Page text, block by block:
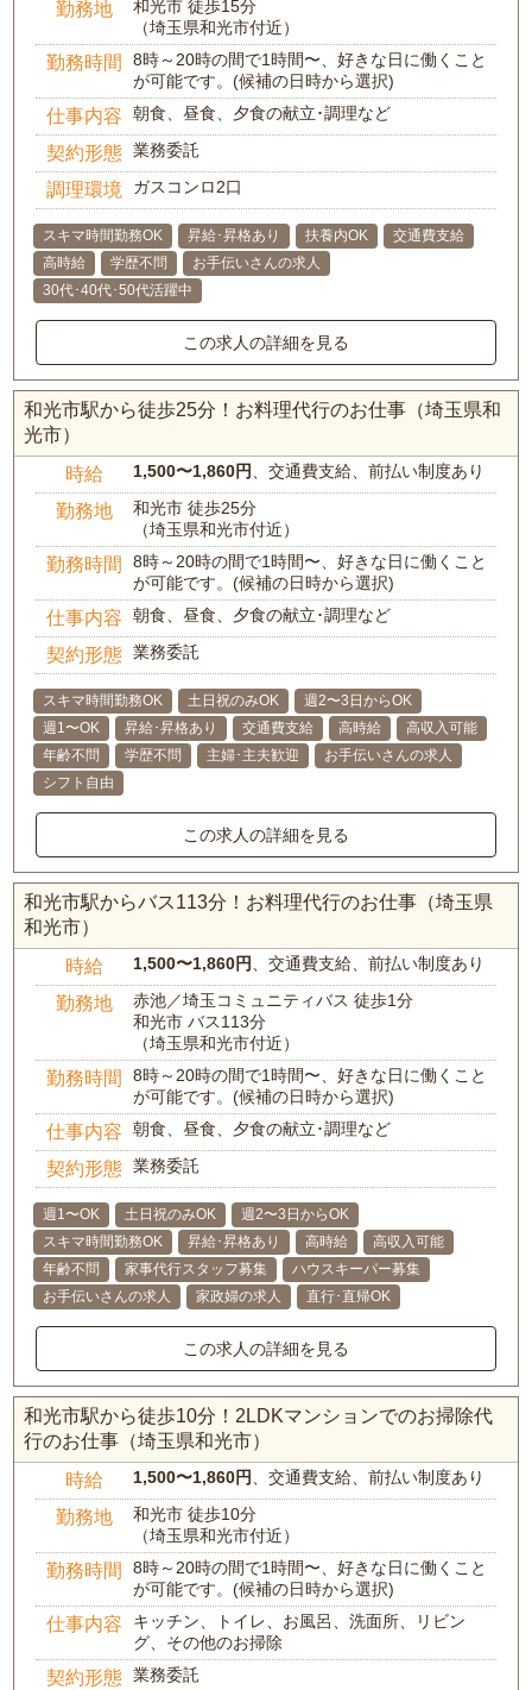
勤務地
和光市 徒歩15分
（埼玉県和光市付近）
勤務時間
8時～20時の間で1時間〜、好きな日に働くこと
が可能です。(候補の日時から選択)
仕事内容 朝食、昼食、夕食の献立･調理など
契約形態 業務委託
調理環境 ガスコンロ2口
スキマ時間勤務OK 昇給･昇格あり 扶養内OK
交通費支給
高時給
学歴不問
お手伝いさんの求人
30代･40代･50代活躍中
この求人の詳細を見る
和光市駅から徒歩25分！お料理代行のお仕事（埼玉県和
光市）
時給 1,500〜1,860円、交通費支給、前払い制度あり
勤務地
和光市 徒歩25分
（埼玉県和光市付近）
勤務時間
8時～20時の間で1時間〜、好きな日に働くこと
が可能です。(候補の日時から選択)
仕事内容 朝食、昼食、夕食の献立･調理など
契約形態 業務委託
スキマ時間勤務OK 土日祝のみOK
週2〜3日からOK
週1〜OK
昇給･昇格あり 交通費支給 高時給
高収入可能
年齢不問
学歴不問 主婦･主夫歓迎
お手伝いさんの求人
シフト自由
この求人の詳細を見る
和光市駅からバス113分！お料理代行のお仕事（埼玉県
和光市）
時給 1,500〜1,860円、交通費支給、前払い制度あり
勤務地
赤池／埼玉コミュニティバス 徒歩1分
和光市 バス113分
（埼玉県和光市付近）
勤務時間
8時～20時の間で1時間〜、好きな日に働くこと
が可能です。(候補の日時から選択)
仕事内容 朝食、昼食、夕食の献立･調理など
契約形態 業務委託
週1〜OK 土日祝のみOK
週2〜3日からOK
スキマ時間勤務OK
昇給･昇格あり 高時給
高収入可能
年齢不問
家事代行スタッフ募集
ハウスキーパー募集
お手伝いさんの求人
家政婦の求人 直行･直帰OK
この求人の詳細を見る
和光市駅から徒歩10分！2LDKマンションでのお掃除代
行のお仕事（埼玉県和光市）
時給 1,500〜1,860円、交通費支給、前払い制度あり
勤務地
和光市 徒歩10分
（埼玉県和光市付近）
勤務時間
8時～20時の間で1時間〜、好きな日に働くこと
が可能です。(候補の日時から選択)
仕事内容
キッチン、トイレ、お風呂、洗面所、リビン
グ、その他のお掃除
契約形態 業務委託